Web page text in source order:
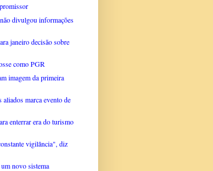
divulgou informações
janeiro decisão sobre
como PGR
imagem da primeira
aliados marca evento de
enterrar era do turismo
vigilância", diz
novo sistema